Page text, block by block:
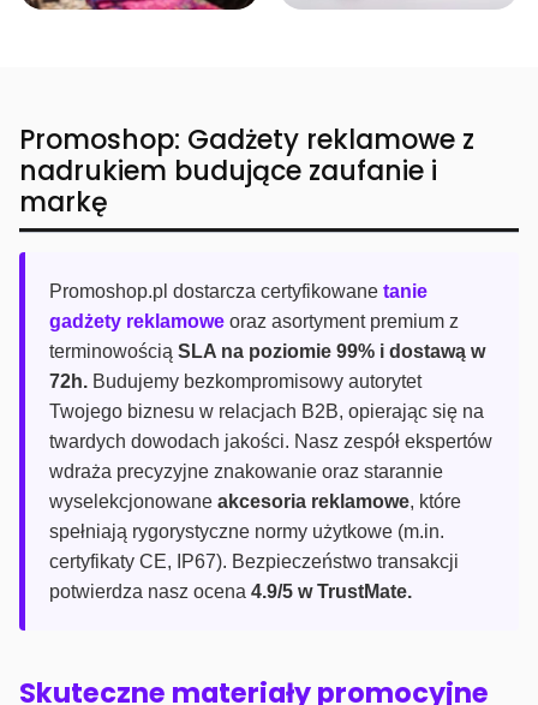
Promoshop: Gadżety reklamowe z
nadrukiem budujące zaufanie i
markę
Promoshop.pl dostarcza certyfikowane tanie
gadżety reklamowe oraz asortyment premium z
terminowością SLA na poziomie 99% i dostawą w
72h. Budujemy bezkompromisowy autorytet
Twojego biznesu w relacjach B2B, opierając się na
twardych dowodach jakości. Nasz zespół ekspertów
wdraża precyzyjne znakowanie oraz starannie
wyselekcjonowane akcesoria reklamowe, które
spełniają rygorystyczne normy użytkowe (m.in.
certyfikaty CE, IP67). Bezpieczeństwo transakcji
potwierdza nasz ocena 4.9/5 w TrustMate.
Skuteczne materiały promocyjne